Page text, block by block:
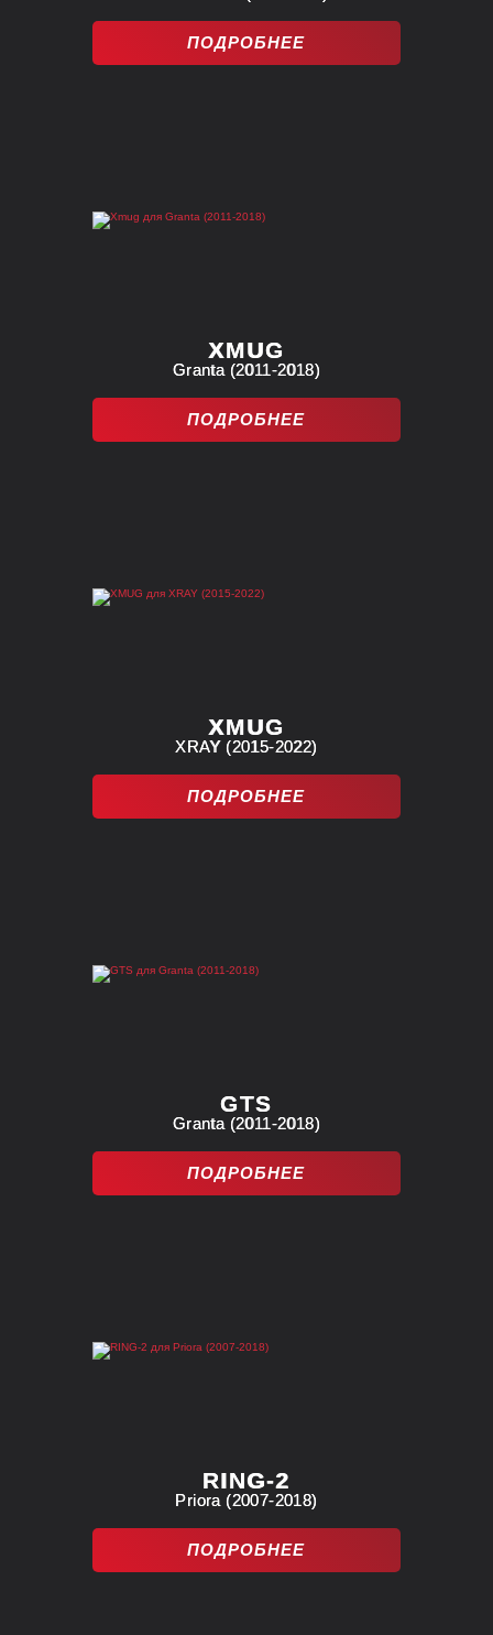
ПОДРОБНЕЕ
XMUG
Granta (2011-2018)
ПОДРОБНЕЕ
XMUG
XRAY (2015-2022)
ПОДРОБНЕЕ
GTS
Granta (2011-2018)
ПОДРОБНЕЕ
RING-2
Priora (2007-2018)
ПОДРОБНЕЕ